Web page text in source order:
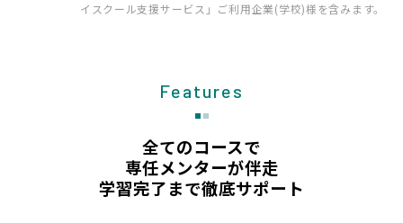
イスクール支援サービス」ご利用企業(学校)様を含みます。
Features
全てのコースで
専任メンターが伴走
学習完了まで徹底サポート